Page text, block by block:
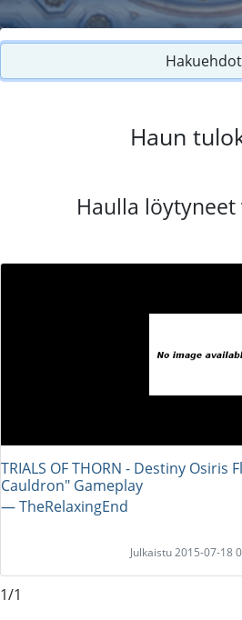
Hakuehdot
Haun
Haulla löytyneet
TRIALS OF THORN - Destiny Osiris
Cauldron" Gameplay
― TheRelaxingEnd
Julkaistu 2015-07-18
1/1